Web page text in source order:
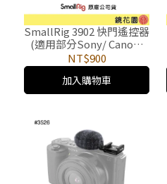
SmallRig 3902 快門遙控器
(適用部分Sony/ Canon/
Nikon相機)
NT$900
加入購物車